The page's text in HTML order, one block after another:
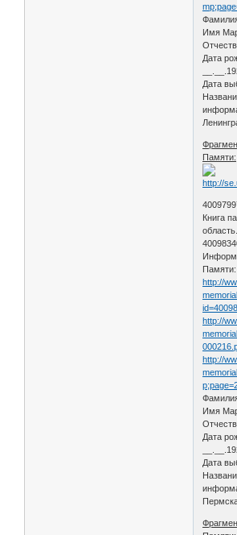
Имя
Дата
Дата
Памяти:
Книга
Памяти:
http://
http://
http://
Имя
Дата
Дата